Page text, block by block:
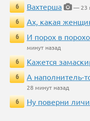
6
Вахтерша
— 23
6
Ах, какая
6
И порох в
минут назад
6
Кажется
6
А наполнитель-
28 минут назад
6
Ну поверни